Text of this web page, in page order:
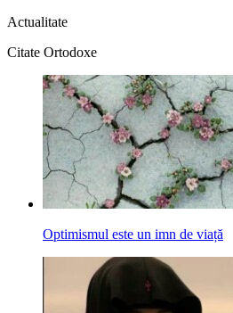
Actualitate
Citate Ortodoxe
Optimismul este un imn de viață